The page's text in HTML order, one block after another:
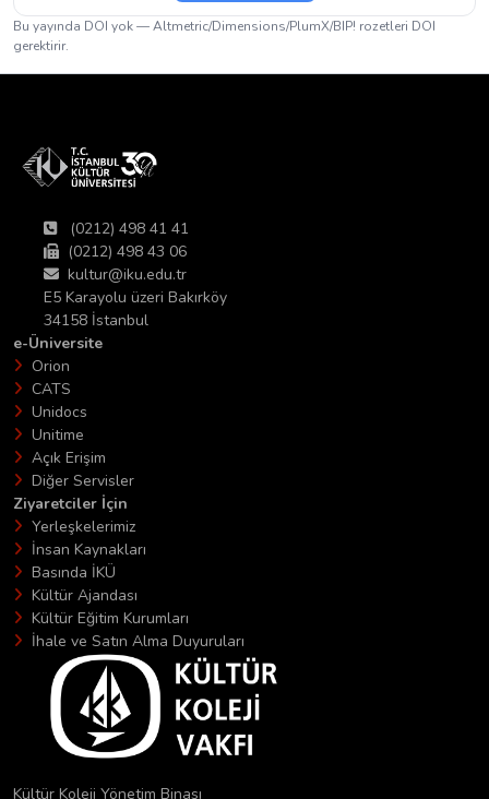
Bu yayında DOI yok — Altmetric/Dimensions/PlumX/BIP! rozetleri DOI
gerektirir.
(0212) 498 41 41
(0212) 498 43 06
kultur@iku.edu.tr
E5 Karayolu üzeri Bakırköy
34158 İstanbul
e-Üniversite
Orion
CATS
Unidocs
Unitime
Açık Erişim
Diğer Servisler
Ziyaretciler İçin
Yerleşkelerimiz
İnsan Kaynakları
Basında İKÜ
Kültür Ajandası
Kültür Eğitim Kurumları
İhale ve Satın Alma Duyuruları
Kültür Koleji Yönetim Binası